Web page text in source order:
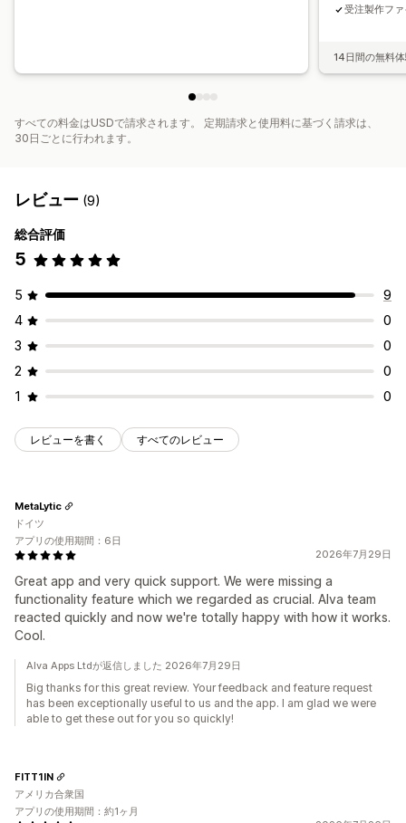
受注製作フ
14日間の無料
すべての料金はUSDで請求されます。 定期請求と使用料に基づく請求は、
30日ごとに行われます。
レビュー (9)
総合評価
5
5
9
4
0
3
0
2
0
1
0
レビューを書く すべてのレビュー
2026年7月29日
Great app and very quick support. We were missing a
functionality feature which we regarded as crucial. Alva team
reacted quickly and now we're totally happy with how it works.
Cool.
MetaLytic
ドイツ
アプリの使用期間：6日
Alva Apps Ltdが返信しました 2026年7月29日
Big thanks for this great review. Your feedback and feature request
has been exceptionally useful to us and the app. I am glad we were
able to get these out for you so quickly!
FITT1IN
アメリカ合衆国
アプリの使用期間：約1ヶ月